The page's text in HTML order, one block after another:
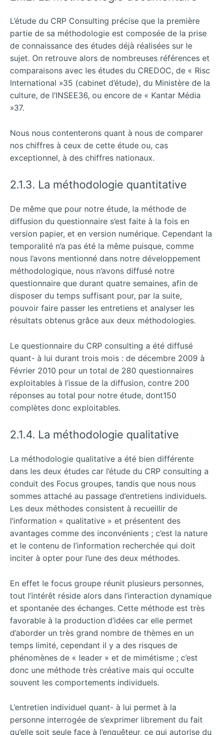
L’étude du CRP Consulting précise que la première
partie de sa méthodologie est composée de la prise
de connaissance des études déjà réalisées sur le
sujet. On retrouve alors de nombreuses références et
comparaisons avec les études du CREDOC, de « Risc
International »35 (cabinet d’étude), du Ministère de la
culture, de l’INSEE36, ou encore de « Kantar Média
»37.
Nous nous contenterons quant à nous de comparer
nos chiffres à ceux de cette étude ou, cas
exceptionnel, à des chiffres nationaux.
2.1.3. La méthodologie quantitative
De même que pour notre étude, la méthode de
diffusion du questionnaire s’est faite à la fois en
version papier, et en version numérique. Cependant la
temporalité n’a pas été la même puisque, comme
nous l’avons mentionné dans notre développement
méthodologique, nous n’avons diffusé notre
questionnaire que durant quatre semaines, afin de
disposer du temps suffisant pour, par la suite,
pouvoir faire passer les entretiens et analyser les
résultats obtenus grâce aux deux méthodologies.
Le questionnaire du CRP consulting a été diffusé
quant- à lui durant trois mois : de décembre 2009 à
Février 2010 pour un total de 280 questionnaires
exploitables à l’issue de la diffusion, contre 200
réponses au total pour notre étude, dont150
complètes donc exploitables.
2.1.4. La méthodologie qualitative
La méthodologie qualitative a été bien différente
dans les deux études car l’étude du CRP consulting a
conduit des Focus groupes, tandis que nous nous
sommes attaché au passage d’entretiens individuels.
Les deux méthodes consistent à recueillir de
l’information « qualitative » et présentent des
avantages comme des inconvénients ; c’est la nature
et le contenu de l’information recherchée qui doit
inciter à opter pour l’une des deux méthodes.
En effet le focus groupe réunit plusieurs personnes,
tout l’intérêt réside alors dans l’interaction dynamique
et spontanée des échanges. Cette méthode est très
favorable à la production d’idées car elle permet
d’aborder un très grand nombre de thèmes en un
temps limité, cependant il y a des risques de
phénomènes de « leader » et de mimétisme ; c’est
donc une méthode très créative mais qui occulte
souvent les comportements individuels.
L’entretien individuel quant- à lui permet à la
personne interrogée de s’exprimer librement du fait
qu’elle soit seule face à l’enquêteur, ce qui autorise du